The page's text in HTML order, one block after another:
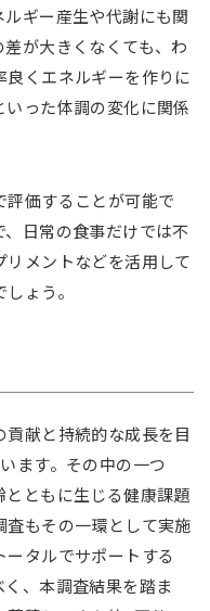
ギー産生や代謝にも関
が大きくなくても、わ
くエネルギーを作りに
った体調の変化に関係
評価することが可能で
日常の食事だけでは不
メントなどを活用して
ょう。
献と持続的な成長を目
ます。その中の一つ
とともに生じる健康課題
もその一環として実施
タルでサポートする
く、本調査結果を踏ま